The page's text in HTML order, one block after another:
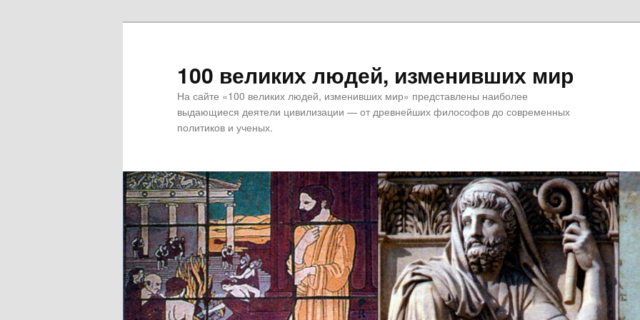
100 великих людей, изменивших мир
На сайте «100 великих людей, изменивших мир» представлены наиболее
выдающиеся деятели цивилизации — от древнейших философов до современных
политиков и ученых.